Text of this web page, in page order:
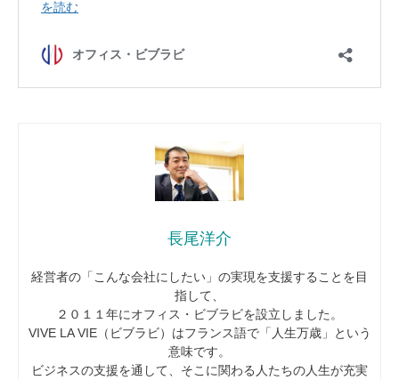
長尾洋介
経営者の「こんな会社にしたい」の実現を支援することを目
指して、
２０１１年にオフィス・ビブラビを設立しました。
VIVE LA VIE（ビブラビ）はフランス語で「人生万歳」という
意味です。
ビジネスの支援を通して、そこに関わる人たちの人生が充実